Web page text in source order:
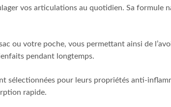
vos articulations au quotidien. Sa formule
ou votre poche, vous permettant ainsi de
pendant longtemps.
sélectionnées pour leurs propriétés anti-
rapide.